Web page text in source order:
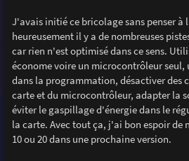
J'avais initié ce bricolage sans penser
heureusement il y a de nombreuses
car rien n'est optimisé dans ce sens.
économe voire un microcontrôleur seul,
dans la programmation, désactiver des
carte et du microcontrôleur, adapter la
éviter le gaspillage d'énergie dans le
la carte. Avec tout ça, j'ai bon espoir
10 ou 20 dans une prochaine version.